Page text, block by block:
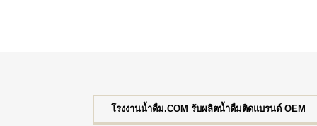
โรงงานน้ำดื่ม.COM รับผลิตน้ำดื่มติดแบรนด์ OEM